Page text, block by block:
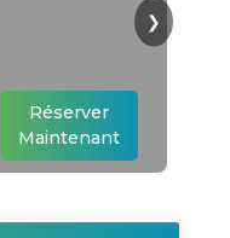
Réserver
Maintenant
❯